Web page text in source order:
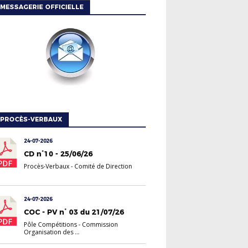
MESSAGERIE OFFICIELLE
PROCÈS-VERBAUX
24-07-2026
CD n°10 - 25/06/26
Procès-Verbaux- Comité de Direction
24-07-2026
COC - PV n° 03 du 21/07/26
Pôle Compétitions- Commission
Organisation des ...